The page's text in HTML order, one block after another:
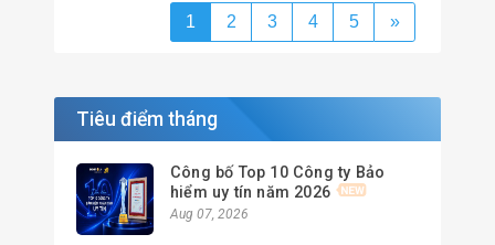
1 2 3 4 5 »
Tiêu điểm tháng
Công bố Top 10 Công ty Bảo
hiểm uy tín năm 2026
Aug 07, 2026